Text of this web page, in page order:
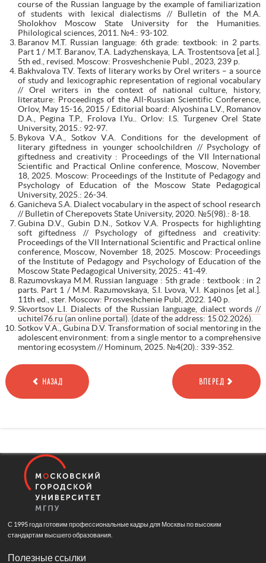
course of the Russian language by the example of familiarization
of students with lexical dialectisms // Bulletin of the M.A.
Sholokhov Moscow State University for the Humanities.
Philological sciences, 2011. №4.: 93-102.
Baranov M.T. Russian language: 6th grade: textbook: in 2 parts.
Part 1 / M.T. Baranov, T.A. Ladyzhenskaya, L.A. Trostentsova [et al.].
5th ed., revised. Moscow: Prosveshchenie Publ., 2023, 239 p.
Bakhvalova T.V. Texts of literary works by Orel writers – a source
of study and lexicographic representation of regional vocabulary
// Orel writers in the context of national culture, history,
literature: Proceedings of the All-Russian Scientific Conference,
Orlov, May 15-16, 2015 / Editorial board: Alyoshina L.V., Romanov
D.A., Pegina T.P., Frolova I.Yu.. Orlov: I.S. Turgenev Orel State
University, 2015.: 92-97.
Bykova V.A., Sotkov V.A. Conditions for the development of
literary giftedness in younger schoolchildren // Psychology of
giftedness and creativity : Proceedings of the VII International
Scientific and Practical Online conference, Moscow, November
18, 2025. Moscow: Proceedings of the Institute of Pedagogy and
Psychology of Education of the Moscow State Pedagogical
University, 2025.: 26-34.
Ganicheva S.A. Dialect vocabulary in the aspect of school research
// Bulletin of Cherepovets State University, 2020. №5(98).: 8-18.
Gubina D.V., Gubin D.N., Sotkov V.A. Prospects for highlighting
soft giftedness // Psychology of giftedness and creativity:
Proceedings of the VII International Scientific and Practical online
conference, Moscow, November 18, 2025. Moscow: Proceedings
of the Institute of Pedagogy and Psychology of Education of the
Moscow State Pedagogical University, 2025.: 41-49.
Razumovskaya M.M. Russian language : 5th grade : textbook : in 2
parts. Part 1 / M.M. Razumovskaya, S.I. Lvova, V.I. Kapinos [et al.].
11th ed., ster. Moscow: Prosveshchenie Publ, 2022. 140 p.
Skvortsov L.I. Dialects of the Russian language, dialect words //
uchitel76.ru (an online portal). (date of the address: 15.02.2026).
Sotkov V.A., Gubina D.V. Transformation of social mentoring in the
adolescent environment: from a single mentor to a comprehensive
mentoring ecosystem // Hominum, 2025. №4(20).: 339-352.
НАЗАД ВПЕРЕД
С 1995 года готовим профессиональные кадры для Москвы по высоким
стандартам высшего образования.
Полезные ссылки